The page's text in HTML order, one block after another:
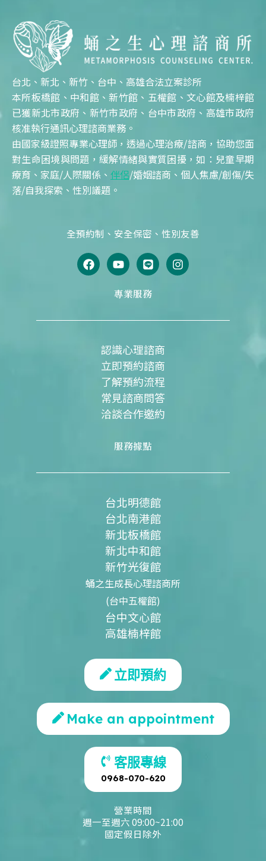
台北、新北、新竹、台中、高雄合法立案診所
本所板橋館、中和館、新竹館、五權館、文心館及楠梓館
已獲新北市政府、新竹市政府、台中市政府、高雄市政府
核准執行通訊心理諮商業務。
由國家級證照專業心理師，透過心理治療/諮商，協助您面
對生命困境與問題，緩解情緒與實質困擾，如：兒童早期
療育、家庭/人際關係、 伴侶/婚姻諮商、個人焦慮/創傷/失
落/自我探索、性別議題。
全預約制、安全保密、性別友善
F
a
c
o
Y
o
u
t
u
e
L
i
n
e
I
n
s
r
專業服務
認識心理諮商
立即預約諮商
了解預約流程
常見諮商問答
洽談合作邀約
服務據點
台北明德館
台北南港館
新北板橋館
新北中和館
新竹光復館
蛹之生成長心理諮商所
(台中五權館)
台中文心館
高雄楠梓館
立即預約
Make an appointment
客服專線
0968-070-620
營業時間
週一至週六 09:00~21:00
國定假日除外